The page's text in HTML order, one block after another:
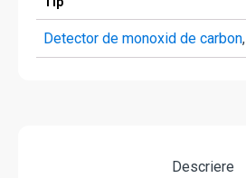
Detector de monoxid de carbon,
Descriere